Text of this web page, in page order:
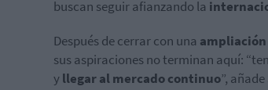
buscan seguir afianzando la
Después de cerrar con una ampliación
sus aspiraciones no terminan aquí:
yllegar al mercado continuo”,